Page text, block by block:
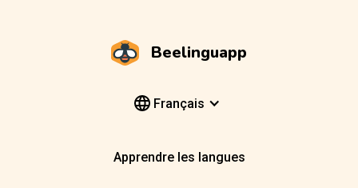
Beelinguapp
Français
Apprendre les langues